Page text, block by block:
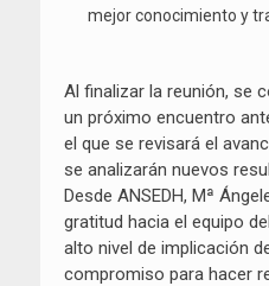
mejor conocimiento y
Al finalizar la reunión, se
un próximo encuentro
el que se revisará el
se analizarán nuevos
Desde ANSEDH, Mª
gratitud hacia el equipo
alto nivel de implicación
compromiso para hacer